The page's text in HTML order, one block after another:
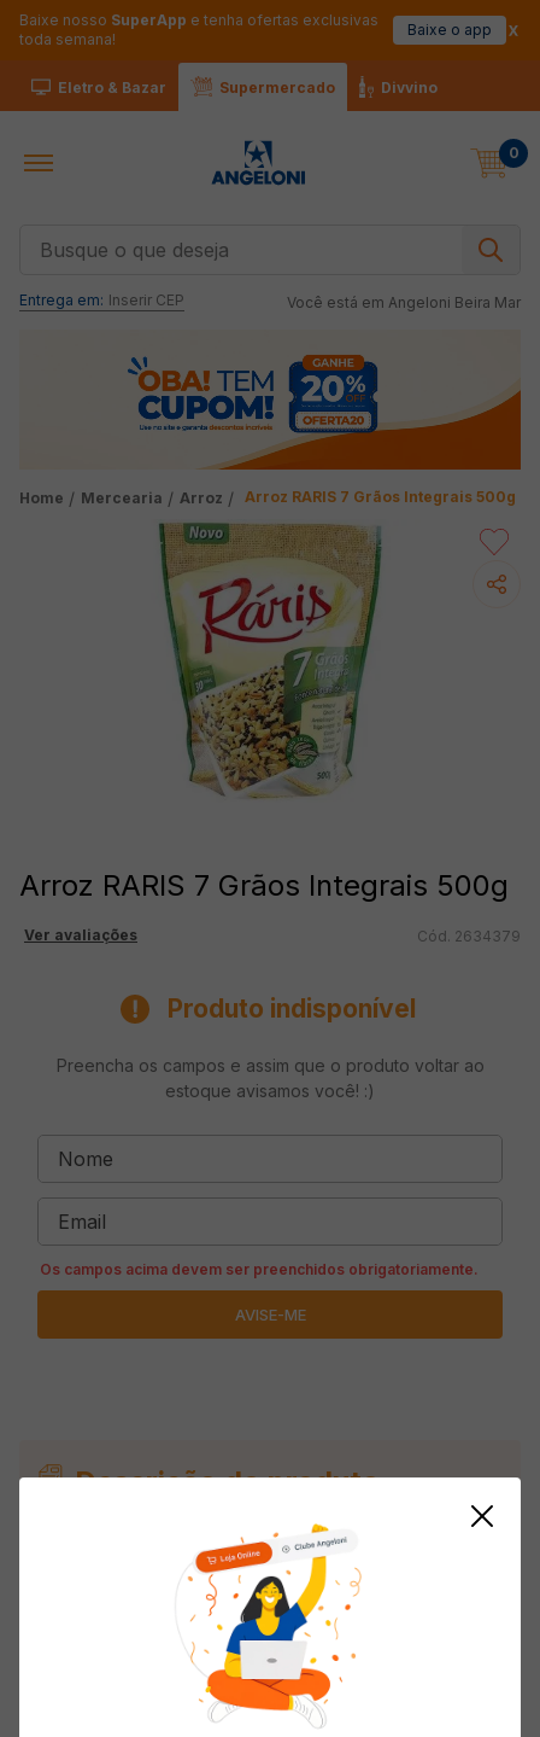
Baixe nosso SuperApp e tenha ofertas exclusivas
toda semana!
Baixe o app
Eletro & Bazar Supermercado Divvino
0
Você está em Angeloni Beira Mar
Entrega em: Inserir CEP
Mercearia Arroz Arroz RARIS 7 Grãos Integrais 500g
Arroz RARIS 7 Grãos Integrais 500g
Ver avaliações 2634379
Produto indisponível
Preencha os campos e assim que o produto voltar ao
estoque avisamos você! :)
Descrição do produto
Arroz RARIS 7 Grãos Integrais 500g
Informações do Produto
Nacional
Integral